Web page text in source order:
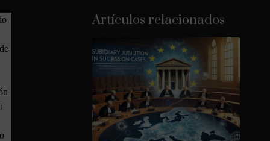
Artículos relacionados